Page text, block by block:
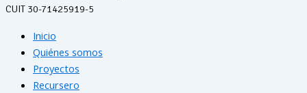
CUIT 30-71425919-5
Inicio
Quiénes somos
Proyectos
Recursero